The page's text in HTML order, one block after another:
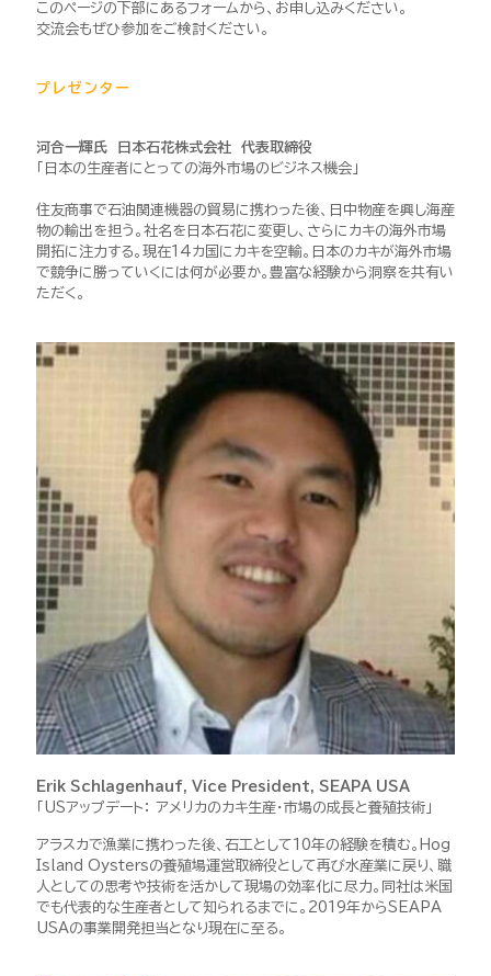
このページの下部にあるフォームから、お申し込みください。
交流会もぜひ参加をご検討ください。
プレゼンター
河合一輝氏
日本石花株式会社 代表取締役
「日本の生産者にとっての海外市場のビジネス機会」
住友商事で石油関連機器の貿易に携わった後、日中物産を興し海産
物の輸出を担う。社名を日本石花に変更し、さらにカキの海外市場
開拓に注力する。現在14カ国にカキを空輸。日本のカキが海外市場
で競争に勝っていくには何が必要か。豊富な経験から洞察を共有い
ただく。
Erik Schlagenhauf, Vice President, SEAPA USA
「USアップデート： アメリカのカキ生産・市場の成長と養殖技術」
アラスカで漁業に携わった後、石工として10年の経験を積む。Hog
Island Oystersの養殖場運営取締役として再び水産業に戻り、職
人としての思考や技術を活かして現場の効率化に尽力。同社は米国
でも代表的な生産者として知られるまでに。2019年からSEAPA
USAの事業開発担当となり現在に至る。